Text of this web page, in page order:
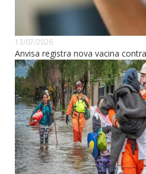
13/07/2026
Anvisa registra nova vacina